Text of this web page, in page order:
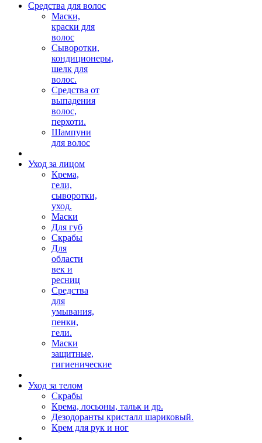
Средства для волос
Маски,
краски для
волос
Сыворотки,
кондиционеры,
шелк для
волос.
Средства от
выпадения
волос,
перхоти.
Шампуни
для волос
Уход за лицом
Крема,
гели,
сыворотки,
уход.
Маски
Для губ
Скрабы
Для
области
век и
ресниц
Средства
для
умывания,
пенки,
гели.
Маски
защитные,
гигиенические
Уход за телом
Скрабы
Крема, лосьоны, тальк и др.
Дезодоранты кристалл шариковый.
Крем для рук и ног